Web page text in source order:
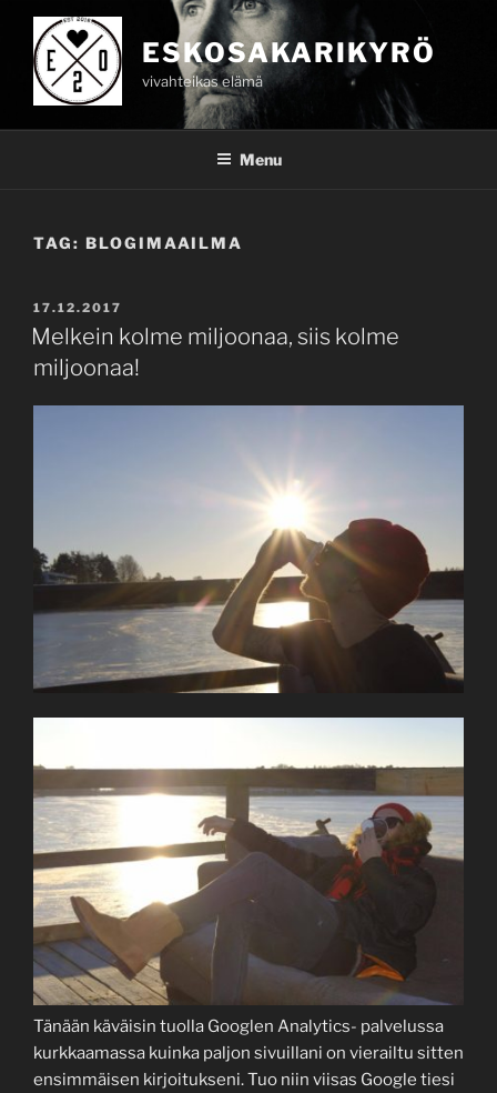
content
ESKOSAKARIKYRÖ
vivahteikas elämä
Menu
TAG: BLOGIMAAILMA
POSTED
ON
17.12.2017
Melkein kolme miljoonaa, siis kolme
miljoonaa!
Tänään käväisin tuolla Googlen Analytics- palvelussa
kurkkaamassa kuinka paljon sivuillani on vierailtu sitten
ensimmäisen kirjoitukseni. Tuo niin viisas Google tiesi